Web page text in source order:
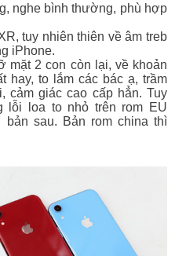
nghe bình thường, phù hợp
tuy nhiên thiên về âm treb
iPhone.
mặt 2 con còn lại, về khoản
hay, to lắm các bác ạ, trầm
cảm giác cao cấp hẳn. Tuy
lỗi loa to nhỏ trên rom EU
bản sau. Bản rom china thì